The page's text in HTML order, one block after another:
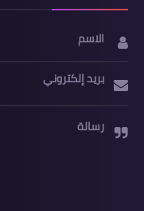
الاسم
بريد إلكتروني
رسالة